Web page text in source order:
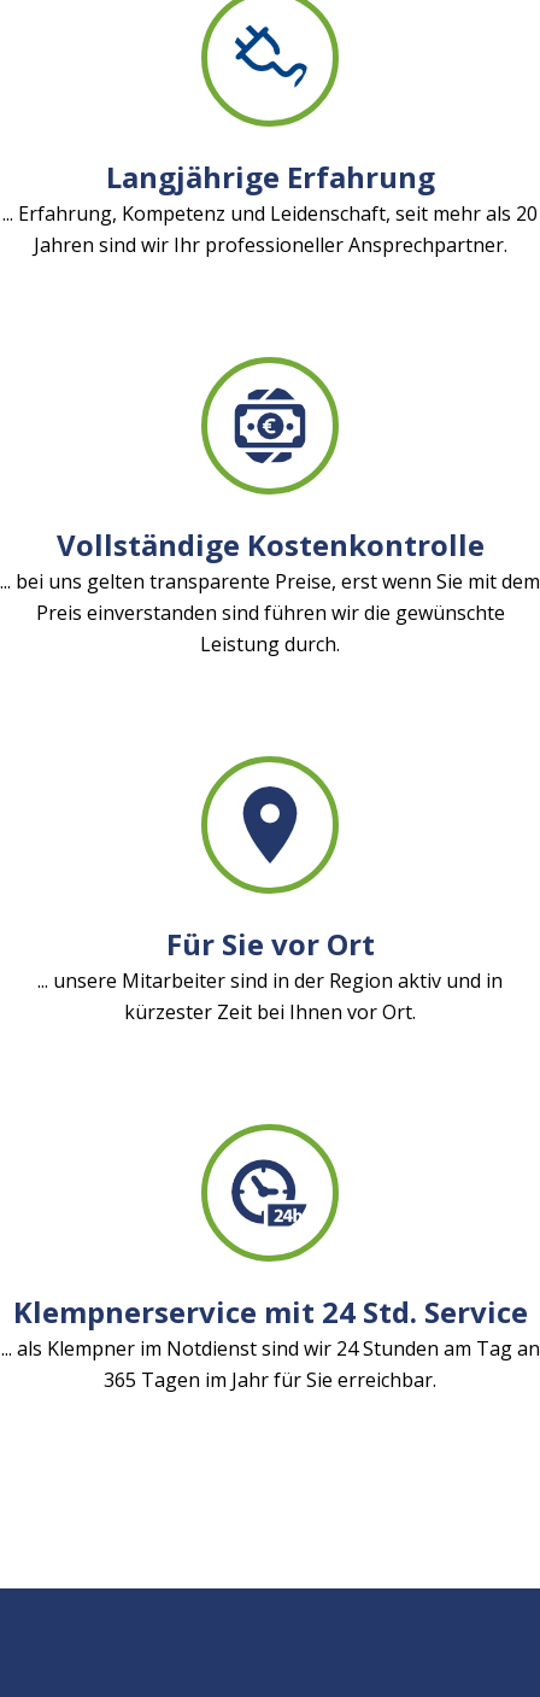
Langjährige Erfahrung
... Erfahrung, Kompetenz und Leidenschaft, seit mehr als 20
Jahren sind wir Ihr professioneller Ansprechpartner.
Vollständige Kostenkontrolle
... bei uns gelten transparente Preise, erst wenn Sie mit dem
Preis einverstanden sind führen wir die gewünschte
Leistung durch.
Für Sie vor Ort
... unsere Mitarbeiter sind in der Region aktiv und in
kürzester Zeit bei Ihnen vor Ort.
Klempnerservice mit 24 Std. Service
... als Klempner im Notdienst sind wir 24 Stunden am Tag an
365 Tagen im Jahr für Sie erreichbar.